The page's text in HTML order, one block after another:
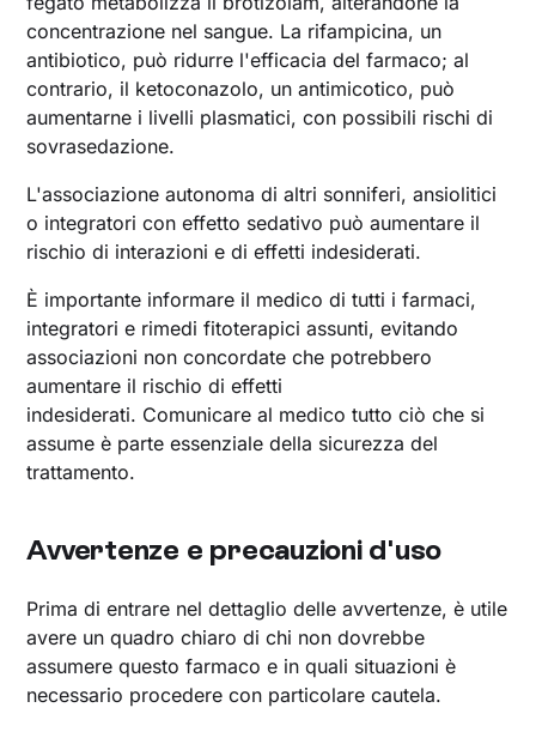
concentrazione nel sangue. La rifampicina, un
antibiotico, può ridurre l'efficacia del farmaco; al
contrario, il ketoconazolo, un antimicotico, può
aumentarne i livelli plasmatici, con possibili rischi di
sovrasedazione.
L'associazione autonoma di altri sonniferi, ansiolitici
o integratori con effetto sedativo può aumentare il
rischio di interazioni e di effetti indesiderati.
È importante informare il medico di tutti i farmaci,
integratori e rimedi fitoterapici assunti, evitando
associazioni non concordate che potrebbero
aumentare il rischio di effetti
indesiderati. Comunicare al medico tutto ciò che si
assume è parte essenziale della sicurezza del
trattamento.
Avvertenze e precauzioni d'uso
Prima di entrare nel dettaglio delle avvertenze, è utile
avere un quadro chiaro di chi non dovrebbe
assumere questo farmaco e in quali situazioni è
necessario procedere con particolare cautela.